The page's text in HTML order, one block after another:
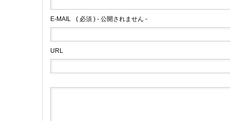
E-MAIL ( 必須 ) - 公開されません -
URL